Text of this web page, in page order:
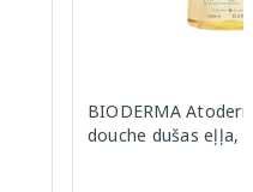
BIODERMA
douche dušas eļļa,